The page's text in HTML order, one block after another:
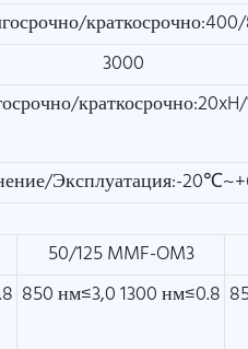
3000
Эксплуатация:-
50/125 MMF-OM3
850 нм≤3,0 1300 нм≤0.8